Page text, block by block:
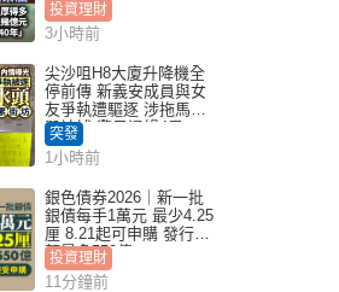
投資理財
3小時前
尖沙咀H8大廈升降機全
停前傳 新義安成員與女
友爭執遭驅逐 涉拖馬刑
毀被捕 警另通緝4男
突發
1小時前
銀色債券2026｜新一批
銀債每手1萬元 最少4.25
厘 8.21起可申購 發行金
額最多550億
投資理財
11分鐘前